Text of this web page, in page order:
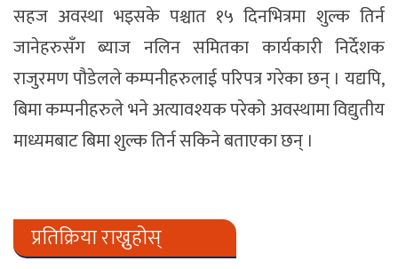
सहज अवस्था भइसके पश्चात १५ दिनभित्रमा शुल्क तिर्न
जानेहरुसँग ब्याज नलिन समितका कार्यकारी निर्देशक
राजुरमण पौडेलले कम्पनीहरुलाई परिपत्र गरेका छन् । यद्यपि,
बिमा कम्पनीहरुले भने अत्यावश्यक परेको अवस्थामा विद्युतीय
माध्यमबाट बिमा शुल्क तिर्न सकिने बताएका छन् ।
प्रतिक्रिया राख्नुहोस्